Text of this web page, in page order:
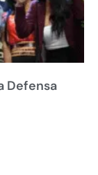
Defensa